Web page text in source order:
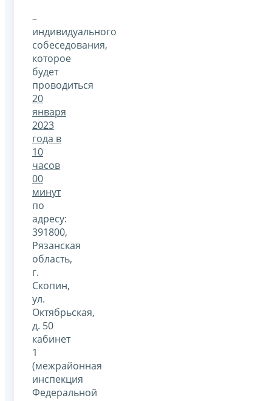
–
индивидуального
собеседования,
которое
будет
проводиться
20
января
2023
года в
10
часов
00
минут
по
адресу:
391800,
Рязанская
область,
г.
Скопин,
ул.
Октябрьская,
д. 50
кабинет
1
(межрайонная
инспекция
Федеральной